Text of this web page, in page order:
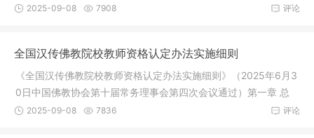
彻习近平
评论
2025-09-08 7908
全国汉传佛教院校教师资格认定办法实施细则
《全国汉传佛教院校教师资格认定办法实施细则》（2025年6月3
0日中国佛教协会第十届常务理事会第四次会议通过）第一章 总
则第一
评论
2025-09-08 7836